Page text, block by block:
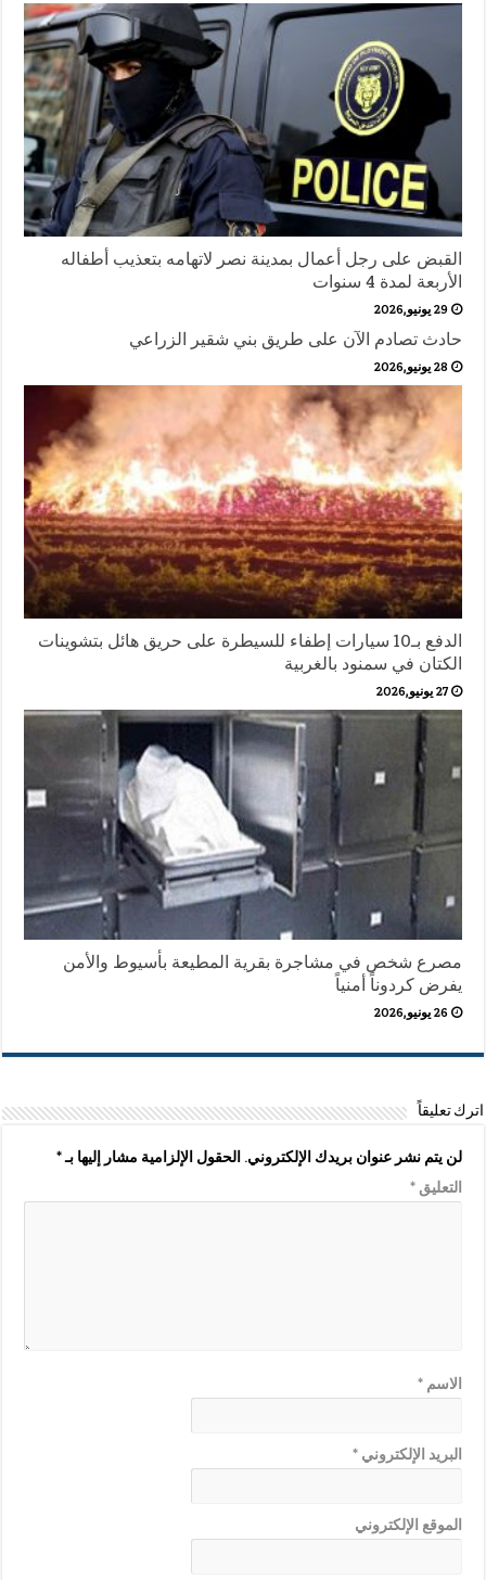
القبض على رجل أعمال بمدينة نصر لاتهامه بتعذيب أطفاله
الأربعة لمدة 4 سنوات
29 يونيو,2026
حادث تصادم الآن على طريق بني شقير الزراعي
28 يونيو,2026
الدفع بـ10 سيارات إطفاء للسيطرة على حريق هائل بتشوينات
الكتان في سمنود بالغربية
27 يونيو,2026
مصرع شخص في مشاجرة بقرية المطيعة بأسيوط والأمن
يفرض كردوناً أمنياً
26 يونيو,2026
اترك تعليقاً
لن يتم نشر عنوان بريدك الإلكتروني. الحقول الإلزامية مشار إليها بـ*
التعليق*
الاسم*
البريد الإلكتروني*
الموقع الإلكتروني